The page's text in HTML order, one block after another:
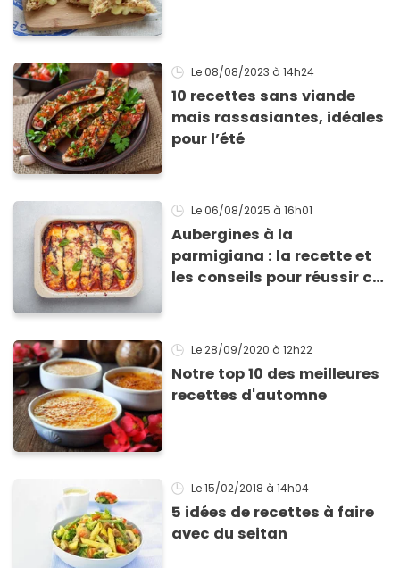
Le 08/08/2023 à 14h24
10 recettes sans viande
mais rassasiantes, idéales
pour l’été
Le 06/08/2025 à 16h01
Aubergines à la
parmigiana : la recette et
les conseils pour réussir ce
Le 28/09/2020 à 12h22
Notre top 10 des meilleures
recettes d'automne
Le 15/02/2018 à 14h04
5 idées de recettes à faire
avec du seitan